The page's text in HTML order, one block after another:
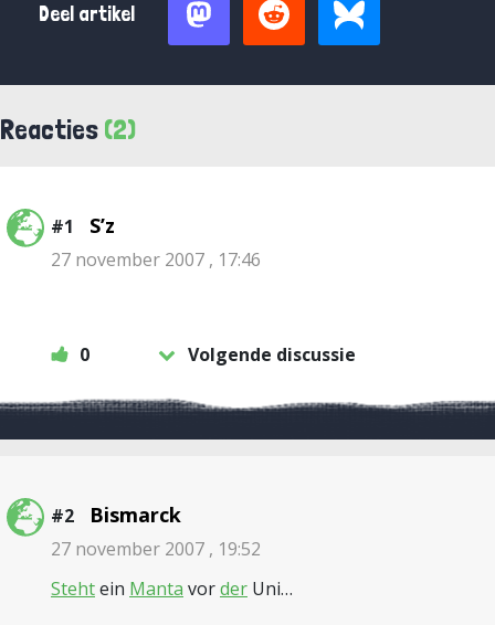
Deel artikel
Reacties (2)
#1 S’z
27 november 2007 , 17:46
0 Volgende discussie
#2 Bismarck
27 november 2007 , 19:52
Stehtein Manta vorder Uni…